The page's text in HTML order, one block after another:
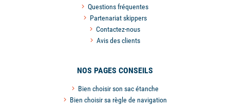
Questions fréquentes
Partenariat skippers
Contactez-nous
Avis des clients
NOS PAGES CONSEILS
Bien choisir son sac étanche
Bien choisir sa règle de navigation